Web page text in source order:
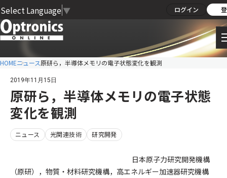
Select Language ▼ ログイン
HOMEニュース原研ら，半導体メモリの電子状態変化を観測
2019年11月15日
原研ら，半導体メモリの電子状態
変化を観測
ニュース 光関連技術 研究開発
日本原子力研究開発機構
（原研），物質・材料研究機構，高エネルギー加速器研究機構